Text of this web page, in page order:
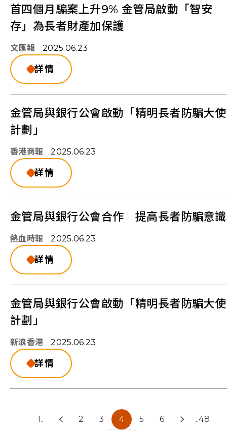
首四個月騙案上升9% 金管局啟動「智安
存」為長者財產加保護
文匯報 2025.06.23
詳情
金管局與銀行公會啟動「精明長者防騙大使
計劃」
香港商報 2025.06.23
詳情
金管局與銀行公會合作 提高長者防騙意識
熱血時報 2025.06.23
詳情
金管局與銀行公會啟動「精明長者防騙大使
計劃」
新浪香港 2025.06.23
詳情
1.. 2 3 4 5 6 ..48